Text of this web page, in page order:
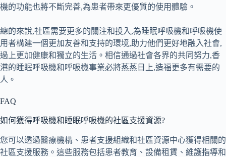
機的功能也將不斷完善,為患者帶來更優質的使用體驗。
總的來說,社區需要更多的關注和投入,為睡眠呼吸機和呼吸機使
用者構建一個更加友善和支持的環境,助力他們更好地融入社會,
過上更加健康和獨立的生活。相信通過社會各界的共同努力,香
港的睡眠呼吸機和呼吸機事業必將蒸蒸日上,造福更多有需要的
人。
FAQ
如何獲得呼吸機和睡眠呼吸機的社區支援資源?
您可以透過醫療機構、患者支援組織和社區資源中心獲得相關的
社區支援服務。這些服務包括患者教育、設備租賃、維護指導和